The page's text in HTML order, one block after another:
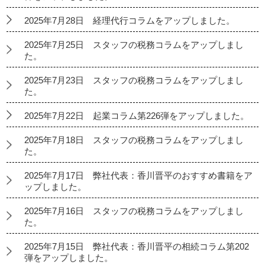
2025年7月28日 経理代行コラムをアップしました。
2025年7月25日 スタッフの税務コラムをアップしまし
た。
2025年7月23日 スタッフの税務コラムをアップしまし
た。
2025年7月22日 起業コラム第226弾をアップしました。
2025年7月18日 スタッフの税務コラムをアップしまし
た。
2025年7月17日 弊社代表：香川晋平のおすすめ書籍をア
ップしました。
2025年7月16日 スタッフの税務コラムをアップしまし
た。
2025年7月15日 弊社代表：香川晋平の相続コラム第202
弾をアップしました。